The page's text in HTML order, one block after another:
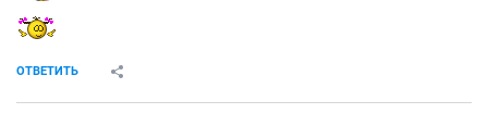
ОТВЕТИТЬ